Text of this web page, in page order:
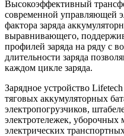
Высокоэффективный
современной управляющей
фактора заряда
выравнивающего,
профилей заряда на ряду с
длительности заряда
каждом цикле заряда.
Зарядное устройство
тяговых аккумуляторных
электропогрузчиков,
электротележек,
электрических